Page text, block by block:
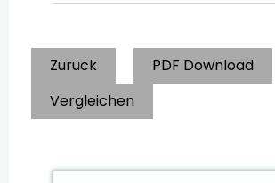
Zurück
PDF Download
Vergleichen